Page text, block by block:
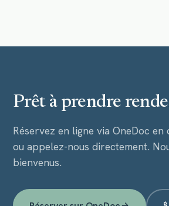
Prêt à prendre
Réservez en ligne via OneDoc en
ou appelez-nous directement.
bienvenus.